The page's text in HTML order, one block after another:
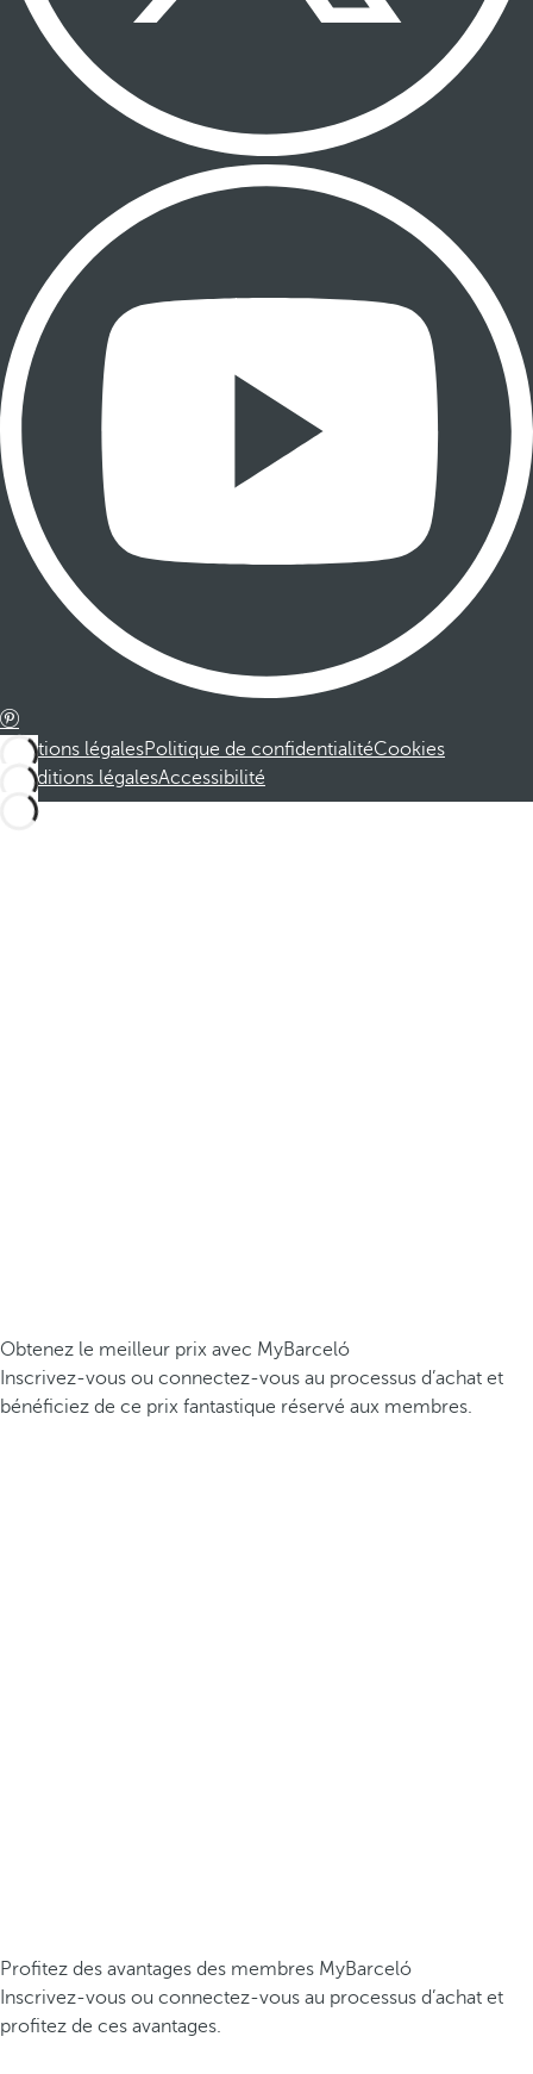
Mentions légalesPolitique de confidentialitéCookies
Conditions légalesAccessibilité
Obtenez le meilleur prix avec MyBarceló
Inscrivez-vous ou connectez-vous au processus d’achat et
bénéficiez de ce prix fantastique réservé aux membres.
Profitez des avantages des membres MyBarceló
Inscrivez-vous ou connectez-vous au processus d’achat et
profitez de ces avantages.